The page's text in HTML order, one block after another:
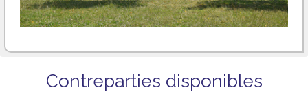
Contreparties disponibles